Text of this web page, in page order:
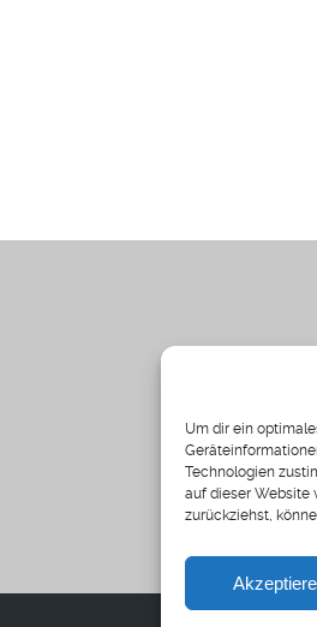
Um dir ein
Technologien
auf dieser Website
zurückziehst,